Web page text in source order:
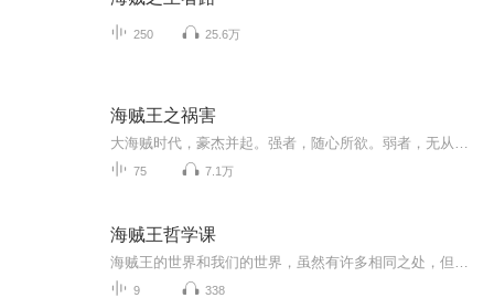
250 25.6万
海贼王之祸害
75 7.1万
海贼王哲学课
9 338